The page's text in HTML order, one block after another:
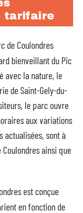
tarifaire
de Coulondres
bienveillant du Pic
avec la nature, le
de Saint-Gely-du-
le parc ouvre
aux variations
actualisées, sont à
ainsi que
est conçue
en fonction de